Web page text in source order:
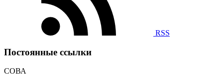
RSS
Постоянные ссылки
СОВА